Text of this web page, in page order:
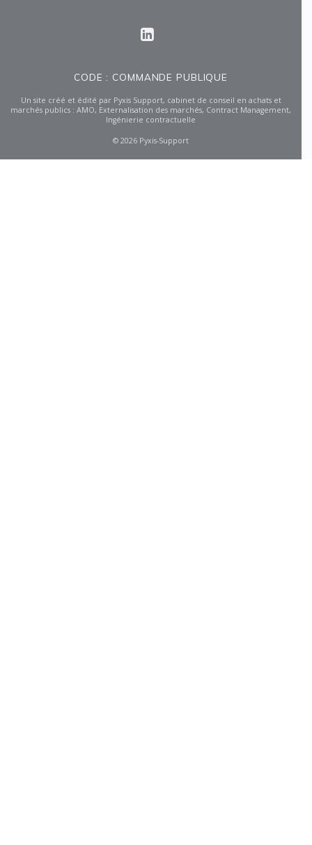
CODE : COMMANDE PUBLIQUE
Un site créé et édité par Pyxis Support, cabinet de conseil en achats et
marchés publics : AMO, Externalisation des marchés, Contract Management,
Ingénierie contractuelle
© 2026 Pyxis-Support